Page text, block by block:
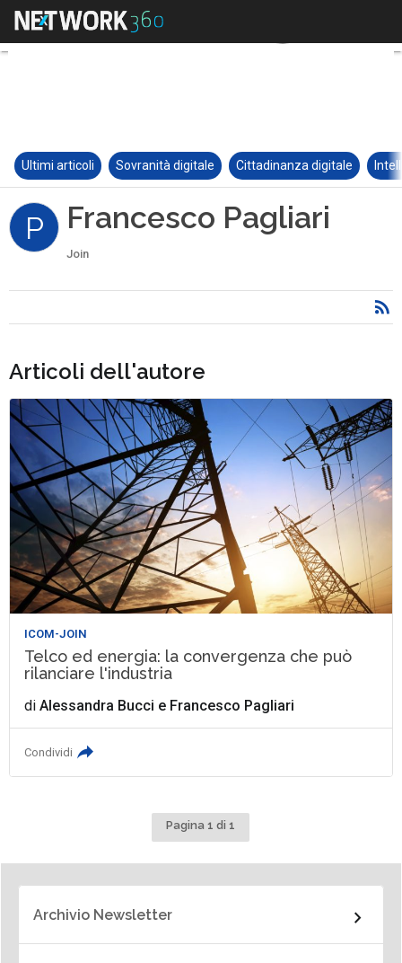
Ultimi articoli Sovranità digitale Cittadinanza digitale
P Francesco Pagliari
Join
Articoli dell'autore
ICOM-JOIN
Telco ed energia: la convergenza che può
rilanciare l'industria
diAlessandra Bucci e Francesco Pagliari
Condividi
Pagina 1 di 1
Archivio Newsletter